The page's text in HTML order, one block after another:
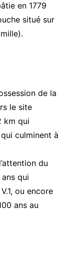
en 1779
situé sur
de la
le site
km qui
culminent à
du
qui
ou encore
ans au